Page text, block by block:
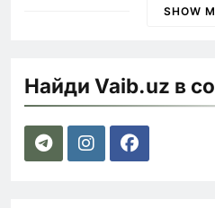
SHOW
Найди Vaib.uz в